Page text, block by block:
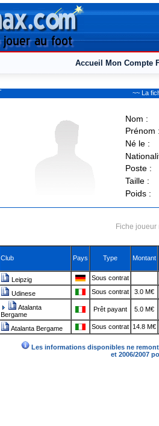
Accueil Mon Compte
~~ La
Nom :
Prénom
Né le :
Poste :
Taille :
Poids :
Fiche
Club Pays Type Montant
Leipzig Sous contrat
Udinese Sous contrat 3.0 M€
Atalanta
Bergame
Prêt payant 5.0 M€
Atalanta Bergame Sous contrat 14.8 M€
Les informations disponibles ne
et 2006/2007